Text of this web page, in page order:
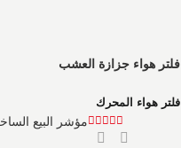
فلتر هواء جزازة العشب
فلتر هواء المحرك
مؤشر البيع